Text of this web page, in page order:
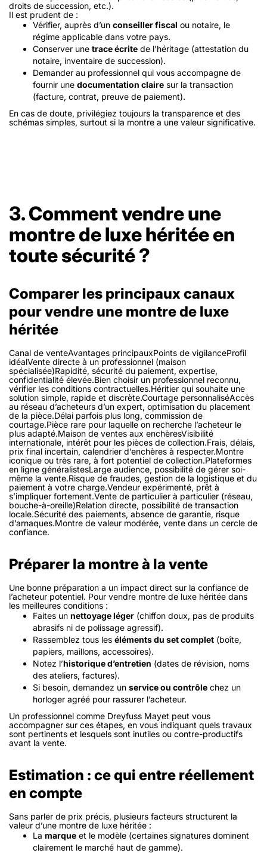
droits de succession, etc.).
Il est prudent de :
Vérifier, auprès d’un conseiller fiscal ou notaire, le
régime applicable dans votre pays.
Conserver une trace écrite de l’héritage (attestation du
notaire, inventaire de succession).
Demander au professionnel qui vous accompagne de
fournir une documentation claire sur la transaction
(facture, contrat, preuve de paiement).
En cas de doute, privilégiez toujours la transparence et des
schémas simples, surtout si la montre a une valeur significative.
3. Comment vendre une
montre de luxe héritée en
toute sécurité ?
Comparer les principaux canaux
pour vendre une montre de luxe
héritée
Canal de venteAvantages principauxPoints de vigilanceProfil
idéalVente directe à un professionnel (maison
spécialisée)Rapidité, sécurité du paiement, expertise,
confidentialité élevée.Bien choisir un professionnel reconnu,
vérifier les conditions contractuelles.Héritier qui souhaite une
solution simple, rapide et discrète.Courtage personnaliséAccès
au réseau d’acheteurs d’un expert, optimisation du placement
de la pièce.Délai parfois plus long, commission de
courtage.Pièce rare pour laquelle on recherche l’acheteur le
plus adapté.Maison de ventes aux enchèresVisibilité
internationale, intérêt pour les pièces de collection.Frais, délais,
prix final incertain, calendrier d’enchères à respecter.Montre
iconique ou très rare, à fort potentiel de collection.Plateformes
en ligne généralistesLarge audience, possibilité de gérer soi-
même la vente.Risque de fraudes, gestion de la logistique et du
paiement à votre charge.Vendeur expérimenté, prêt à
s’impliquer fortement.Vente de particulier à particulier (réseau,
bouche-à-oreille)Relation directe, possibilité de transaction
locale.Sécurité des paiements, absence de garantie, risque
d’arnaques.Montre de valeur modérée, vente dans un cercle de
confiance.
Préparer la montre à la vente
Une bonne préparation a un impact direct sur la confiance de
l’acheteur potentiel. Pour vendre montre de luxe héritée dans
les meilleures conditions :
Faites un nettoyage léger (chiffon doux, pas de produits
abrasifs ni de polissage agressif).
Rassemblez tous les éléments du set complet (boîte,
papiers, maillons, accessoires).
Notez l’historique d’entretien (dates de révision, noms
des ateliers, factures).
Si besoin, demandez un service ou contrôle chez un
horloger agréé pour rassurer l’acheteur.
Un professionnel comme Dreyfuss Mayet peut vous
accompagner sur ces étapes, en vous indiquant quels travaux
sont pertinents et lesquels sont inutiles ou contre-productifs
avant la vente.
Estimation : ce qui entre réellement
en compte
Sans parler de prix précis, plusieurs facteurs structurent la
valeur d’une montre de luxe héritée :
La marque et le modèle (certaines signatures dominent
clairement le marché haut de gamme).